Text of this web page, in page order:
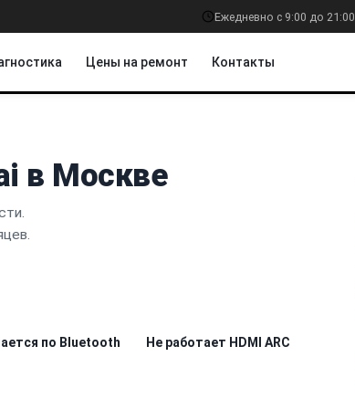
Ежедневно с 9:00 до 21:00
Цены на ремонт Контакты
в Москве
по Bluetooth Не работает HDMI ARC